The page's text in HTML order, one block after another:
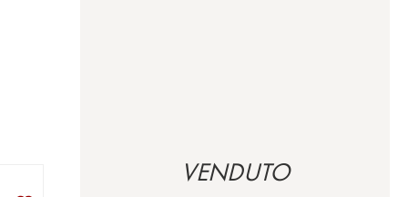
VENDUTO